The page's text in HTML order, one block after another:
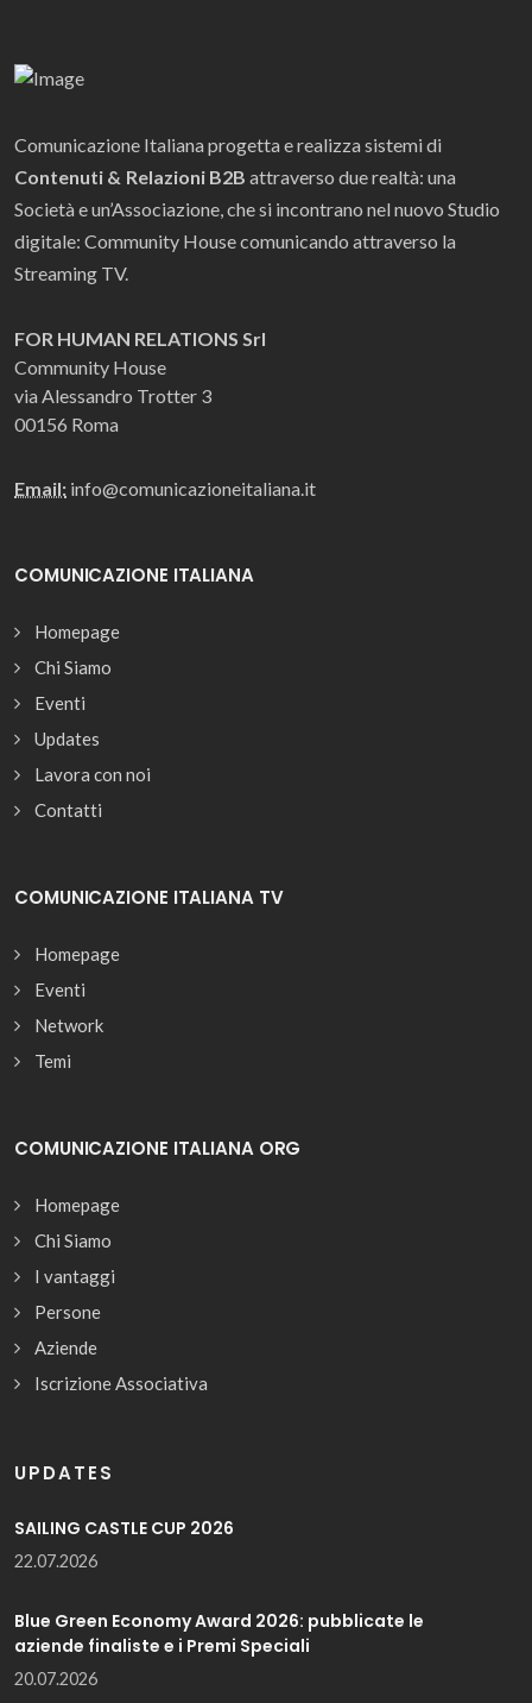
Comunicazione Italiana progetta e realizza sistemi di
Contenuti & Relazioni B2B attraverso due realtà: una
Società e un’Associazione, che si incontrano nel nuovo Studio
digitale: Community House comunicando attraverso la
Streaming TV.
FOR HUMAN RELATIONS Srl
Community House
via Alessandro Trotter 3
00156 Roma
Email: info@comunicazioneitaliana.it
COMUNICAZIONE ITALIANA
Homepage
Chi Siamo
Eventi
Updates
Lavora con noi
Contatti
COMUNICAZIONE ITALIANA TV
Homepage
Eventi
Network
Temi
COMUNICAZIONE ITALIANA ORG
Homepage
Chi Siamo
I vantaggi
Persone
Aziende
Iscrizione Associativa
UPDATES
SAILING CASTLE CUP 2026
22.07.2026
Blue Green Economy Award 2026: pubblicate le
aziende finaliste e i Premi Speciali
20.07.2026